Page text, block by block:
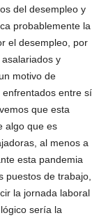
del desempleo y
probablemente la
el desempleo, por
y
motivo de
entre sí
que esta
algo que es
al menos a
esta pandemia
puestos de trabajo,
la jornada laboral
sería la